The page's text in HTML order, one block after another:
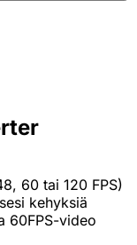
60 tai 120 FPS)
kehyksiä
60FPS-video